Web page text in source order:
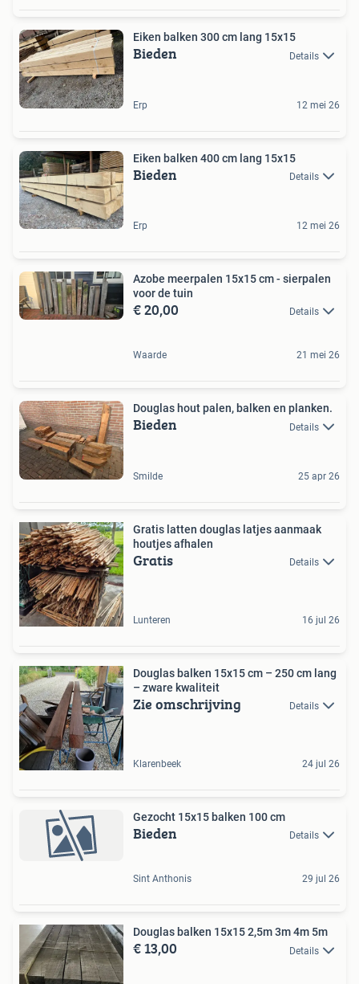
Eiken balken 300 cm lang 15x15
Bieden Details
Erp 12 mei 26
Eiken balken 400 cm lang 15x15
Bieden Details
Erp 12 mei 26
Azobe meerpalen 15x15 cm - sierpalen
voor de tuin
€ 20,00 Details
Waarde 21 mei 26
Douglas hout palen, balken en planken.
Bieden Details
Smilde 25 apr 26
Gratis latten douglas latjes aanmaak
houtjes afhalen
Gratis Details
Lunteren 16 jul 26
Douglas balken 15x15 cm – 250 cm lang
– zware kwaliteit
Zie omschrijving Details
Klarenbeek 24 jul 26
Gezocht 15x15 balken 100 cm
Bieden Details
Sint Anthonis 29 jul 26
Douglas balken 15x15 2,5m 3m 4m 5m
€ 13,00 Details